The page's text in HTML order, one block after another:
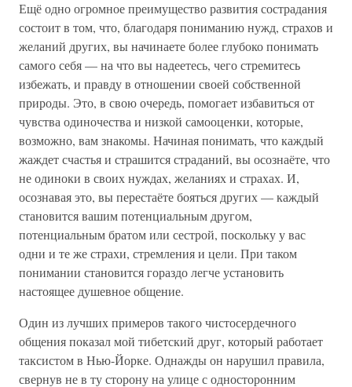
Ещё одно огромное преимущество развития сострадания
состоит в том, что, благодаря пониманию нужд, страхов и
желаний других, вы начинаете более глубоко понимать
самого себя — на что вы надеетесь, чего стремитесь
избежать, и правду в отношении своей собственной
природы. Это, в свою очередь, помогает избавиться от
чувства одиночества и низкой самооценки, которые,
возможно, вам знакомы. Начиная понимать, что каждый
жаждет счастья и страшится страданий, вы осознаёте, что
не одиноки в своих нуждах, желаниях и страхах. И,
осознавая это, вы перестаёте бояться других — каждый
становится вашим потенциальным другом,
потенциальным братом или сестрой, поскольку у вас
одни и те же страхи, стремления и цели. При таком
понимании становится гораздо легче установить
настоящее душевное общение.
Один из лучших примеров такого чистосердечного
общения показал мой тибетский друг, который работает
таксистом в Нью-Йорке. Однажды он нарушил правила,
свернув не в ту сторону на улице с односторонним